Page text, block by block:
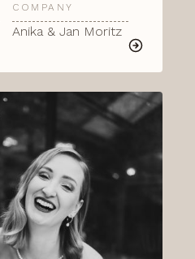
COMPANY
Anika & Jan Moritz